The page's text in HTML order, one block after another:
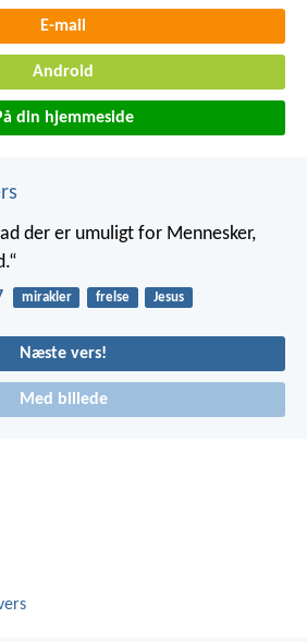
E-mail
Android
din hjemmeside
der er umuligt for Mennesker,
mirakler frelse Jesus
Næste vers!
Med billede